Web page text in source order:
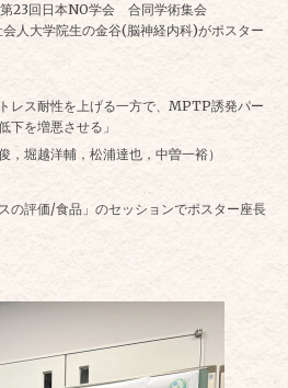
23回日本NO学会 合同学術集会
会人大学院生の金谷(脳神経内科)がポスター
レス耐性を上げる一方で、MPTP誘発パー
下を増悪させる」
，堀越洋輔，松浦達也，中曽一裕）
の評価/食品」のセッションでポスター座長